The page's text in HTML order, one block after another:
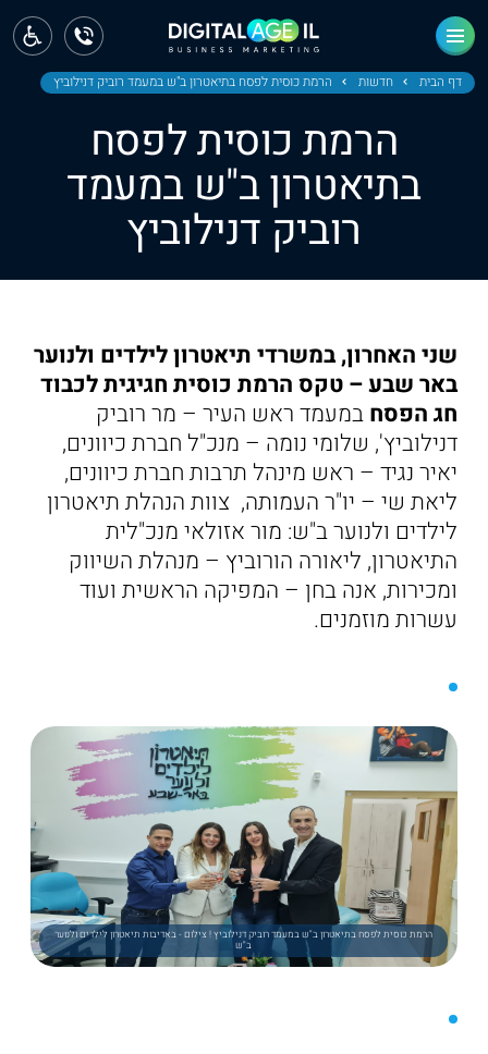
דף הבית חדשות הרמת כוסית לפסח בתיאטרון ב"ש במעמד רוביק דנילוביץ
הרמת כוסית לפסח
בתיאטרון ב"ש במעמד
רוביק דנילוביץ
שני האחרון, במשרדי תיאטרון לילדים ולנוער
באר שבע – טקס הרמת כוסית חגיגית לכבוד
חג הפסחבמעמד ראש העיר – מר רוביק
דנילוביץ', שלומי נומה – מנכ"ל חברת כיוונים,
יאיר נגיד – ראש מינהל תרבות חברת כיוונים,
ליאת שי – יו"ר העמותה, צוות הנהלת תיאטרון
לילדים ולנוער ב"ש: מור אזולאי מנכ"לית
התיאטרון, ליאורה הורוביץ – מנהלת השיווק
ומכירות, אנה בחן – המפיקה הראשית ועוד
עשרות מוזמנים.
הרמת כוסית לפסח בתיאטרון ב"ש במעמד רוביק דנילוביץ ! צילום - באדיבות תיאטרון לילדים ולנוער
ב"ש
ראשי
חדשות
מחוז צפון
מחוז חיפה
מחוז מרכז
מחוז דרום
תל אביב